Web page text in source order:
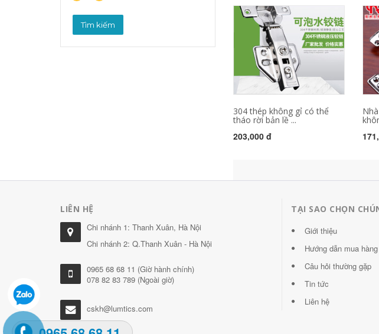
Tìm kiếm
304 thép không gỉ có thể
tháo rời bản lề ...
203,000 đ
LIÊN HỆ
Chi nhánh 1: Thanh Xuân, Hà Nội
Chi nhánh 2: Q.Thanh Xuân - Hà Nội
0965 68 68 11 (Giờ hành chính)
078 82 83 789 (Ngoài giờ)
cskh@lumtics.com
TẠI SAO CHỌN
Giới thiệu
Hướng dẫn mua hàng
Câu hỏi thường gặp
Tin tức
Liên hệ